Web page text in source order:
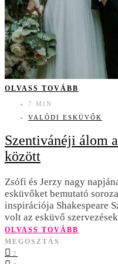
OLVASS TOVÁBB
7 MIN
VALÓDI ESKÜVŐK
Szentivánéji álom
között
Zsófi és Jerzy nagy
esküvőket bemutató
inspirációja Shakespeare
volt az esküvő
OLVASS TOVÁBB
MEGOSZTÁS
2